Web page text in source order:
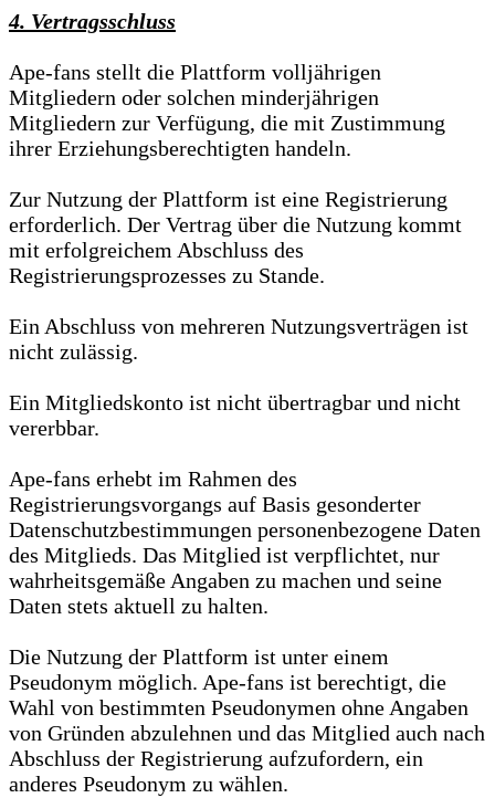
4. Vertragsschluss
Ape-fans stellt die Plattform volljährigen
Mitgliedern oder solchen minderjährigen
Mitgliedern zur Verfügung, die mit Zustimmung
ihrer Erziehungsberechtigten handeln.
Zur Nutzung der Plattform ist eine Registrierung
erforderlich. Der Vertrag über die Nutzung kommt
mit erfolgreichem Abschluss des
Registrierungsprozesses zu Stande.
Ein Abschluss von mehreren Nutzungsverträgen ist
nicht zulässig.
Ein Mitgliedskonto ist nicht übertragbar und nicht
vererbbar.
Ape-fans erhebt im Rahmen des
Registrierungsvorgangs auf Basis gesonderter
Datenschutzbestimmungen personenbezogene Daten
des Mitglieds. Das Mitglied ist verpflichtet, nur
wahrheitsgemäße Angaben zu machen und seine
Daten stets aktuell zu halten.
Die Nutzung der Plattform ist unter einem
Pseudonym möglich. Ape-fans ist berechtigt, die
Wahl von bestimmten Pseudonymen ohne Angaben
von Gründen abzulehnen und das Mitglied auch nach
Abschluss der Registrierung aufzufordern, ein
anderes Pseudonym zu wählen.